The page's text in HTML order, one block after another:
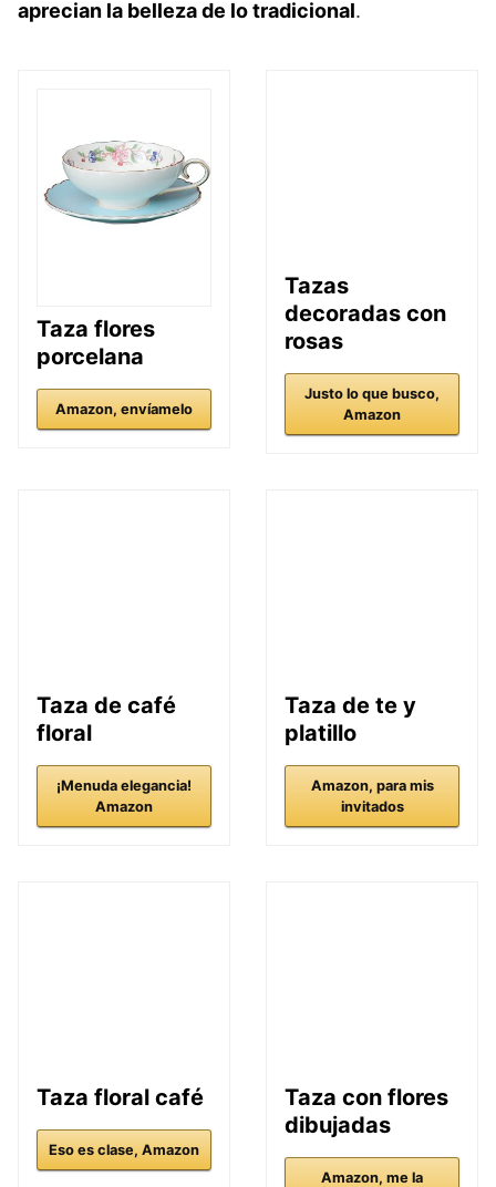
aprecian la belleza de lo tradicional.
Taza flores
porcelana
Amazon, envíamelo
Tazas
decoradas con
rosas
Justo lo que busco,
Amazon
Taza de café
floral
¡Menuda elegancia!
Amazon
Taza de te y
platillo
Amazon, para mis
invitados
Taza floral café
Eso es clase, Amazon
Taza con flores
dibujadas
Amazon, me la